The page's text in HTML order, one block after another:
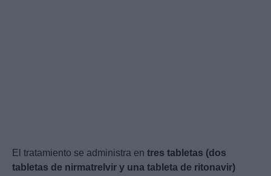
El tratamiento se administra en tres tabletas (dos
tabletas de nirmatrelvir y una tableta de ritonavir)